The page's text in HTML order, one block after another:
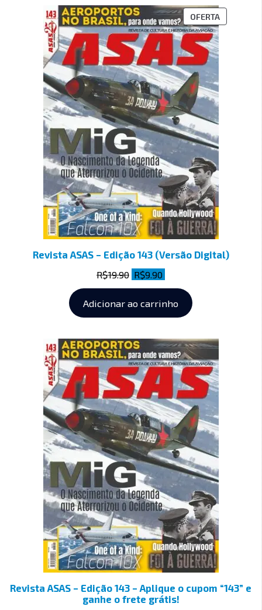
OFERTA
Revista ASAS – Edição 143 (Versão Digital)
R$19.90 R$9.90
Adicionar ao carrinho
Revista ASAS – Edição 143 – Aplique o cupom “143” e
ganhe o frete grátis!